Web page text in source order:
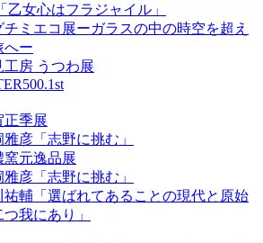
乙女心はフラジャイル」
チミエコ展ーガラスの中の時空を超え
へー
工房 うつわ展
正季展
雅彦「志野に挑む」
窯元逸品展
雅彦「志野に挑む」
祐輔「選ばれてあることの現代と原始
我にあり」